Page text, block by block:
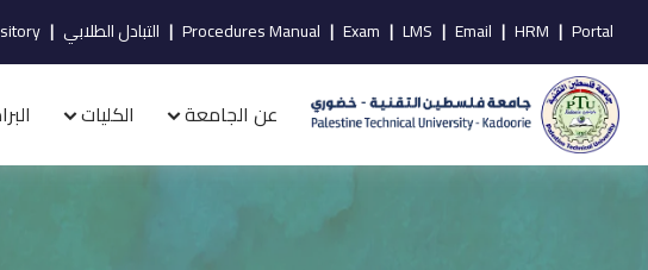
Portal
|
HRM
|
Email
|
LMS
|
Exam
|
Procedures Manual
| التبادل الطلابي |
عن الجامعة الكليات